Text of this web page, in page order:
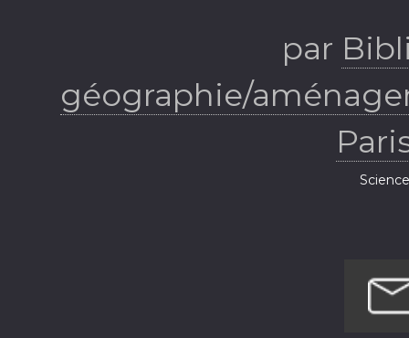
par
géographie/